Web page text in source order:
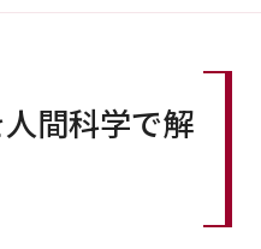
人間科学で解